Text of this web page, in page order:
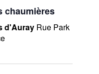
chaumières
d'Auray Rue Park